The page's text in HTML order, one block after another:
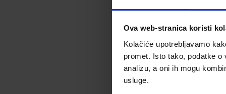
Ova web-stranica koristi
Kolačiće upotrebljavamo
promet. Isto tako, podatke
analizu, a oni ih mogu
usluge.